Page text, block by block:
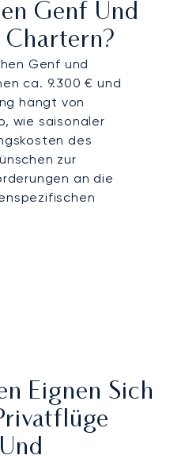
Genf Und
Chartern?
Genf und
ca. 9.300 € und
hängt von
wie saisonaler
des
zur
an die
Eignen Sich